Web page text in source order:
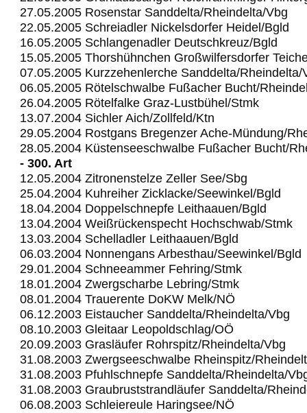
27.05.2005 Rosenstar Sanddelta/Rheindelta/Vbg
22.05.2005 Schreiadler Nickelsdorfer Heidel/Bgld
16.05.2005 Schlangenadler Deutschkreuz/Bgld
15.05.2005 Thorshühnchen Großwilfersdorfer
07.05.2005 Kurzzehenlerche Sanddelta/Rheindelta/
06.05.2005 Rötelschwalbe Fußacher Bucht/
26.04.2005 Rötelfalke Graz-Lustbühel/Stmk
13.07.2004 Sichler Aich/Zollfeld/Ktn
29.05.2004 Rostgans Bregenzer Ache-Mündung/
28.05.2004 Küstenseeschwalbe Fußacher Bucht/
- 300. Art
12.05.2004 Zitronenstelze Zeller See/Sbg
25.04.2004 Kuhreiher Zicklacke/Seewinkel/Bgld
18.04.2004 Doppelschnepfe Leithaauen/Bgld
13.04.2004 Weißrückenspecht Hochschwab/Stmk
13.03.2004 Schelladler Leithaauen/Bgld
06.03.2004 Nonnengans Arbesthau/Seewinkel/Bgld
29.01.2004 Schneeammer Fehring/Stmk
18.01.2004 Zwergscharbe Lebring/Stmk
08.01.2004 Trauerente DoKW Melk/NÖ
06.12.2003 Eistaucher Sanddelta/Rheindelta/Vbg
08.10.2003 Gleitaar Leopoldschlag/OÖ
20.09.2003 Grasläufer Rohrspitz/Rheindelta/Vbg
31.08.2003 Zwergseeschwalbe Rheinspitz/
31.08.2003 Pfuhlschnepfe Sanddelta/Rheindelta/
31.08.2003 Graubruststrandläufer Sanddelta/
06.08.2003 Schleiereule Haringsee/NÖ